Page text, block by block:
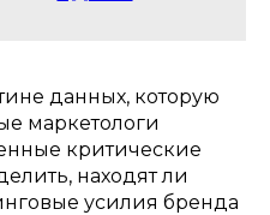
данных, которую
маркетологи
критические
находят ли
усилия бренда